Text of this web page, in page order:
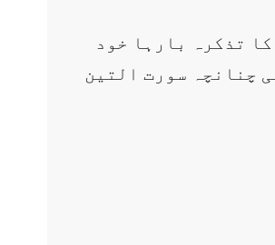
تذکرہ بارہا خود
چنانچہ سورت التین